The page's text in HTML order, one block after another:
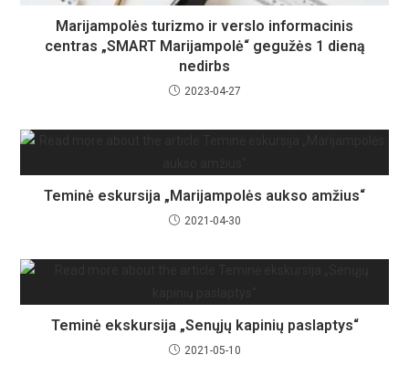
Marijampolės turizmo ir verslo informacinis
centras „SMART Marijampolė“ gegužės 1 dieną
nedirbs
2023-04-27
Teminė eskursija „Marijampolės aukso amžius“
2021-04-30
Teminė ekskursija „Senųjų kapinių paslaptys“
2021-05-10